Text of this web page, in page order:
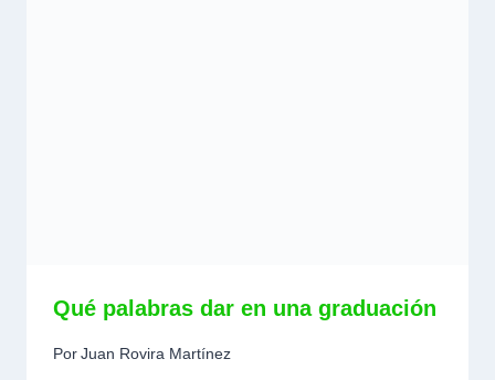
Qué palabras dar en una graduación
PorJuan Rovira Martínez